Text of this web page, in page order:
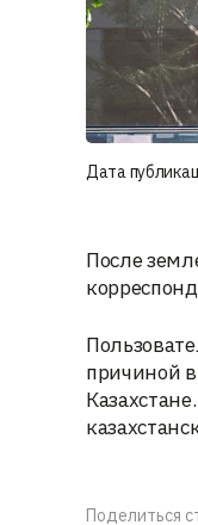
Дата
После
причиной
Поделиться